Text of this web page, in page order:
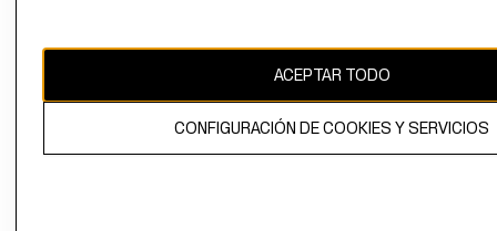
Chile ($)
ACEPTAR TODO
CONFIGURACIÓN DE COOKIES Y SERVICIOS